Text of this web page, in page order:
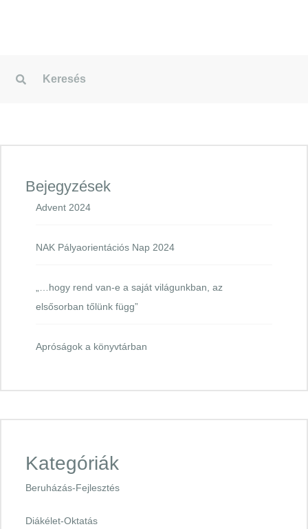
Bejegyzések
Advent 2024
NAK Pályaorientációs Nap 2024
„…hogy rend van-e a saját világunkban, az
elsősorban tőlünk függ”
Apróságok a könyvtárban
Kategóriák
Beruházás-Fejlesztés
Diákélet-Oktatás